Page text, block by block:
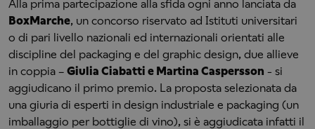
Alla prima partecipazione alla sfida ogni anno lanciata da
BoxMarche, un concorso riservato ad Istituti universitari
o di pari livello nazionali ed internazionali orientati alle
discipline del packaging e del graphic design, due allieve
in coppia – Giulia Ciabatti e Martina Caspersson - si
aggiudicano il primo premio. La proposta selezionata da
una giuria di esperti in design industriale e packaging (un
imballaggio per bottiglie di vino), si è aggiudicata infatti il